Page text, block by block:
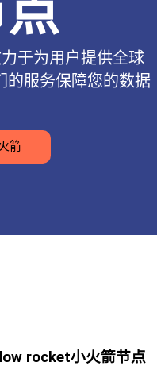
于为用户提供全球
的服务保障您的数据
箭
rocket小火箭节点